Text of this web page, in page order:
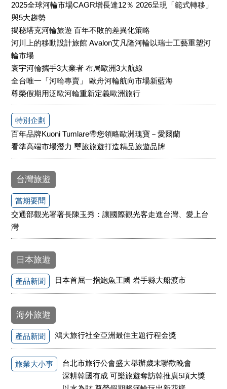
2025全球河輪市場CAGR增長達12％ 2026呈現「範式轉移」
與5大趨勢
揭秘塔克河輪旅遊 百年不敗的差異化策略
河川上的移動設計旅館 Avalon艾凡隆河輪以瑞士工藝重塑河
輪市場
寰宇河輪攜手3大業者 布局歐洲3大航線
全台唯一「河輪專賣」 歐舟河輪航向市場新藍海
尊榮假期用泛歐河輪重新定義歐洲旅行
特別企劃
百年品牌Kuoni Tumlare帶您領略歐洲瑰寶－愛爾蘭
看準高端市場潛力 璽旅旅遊打造精品旅遊品牌
台灣旅遊
當期要聞
交通部觀光署署長陳玉秀：讓國際觀光客走進台灣、愛上台
灣
日本旅遊
產品新聞 日本首屈一指鮑魚王國 岩手縣大船渡市
海外旅遊
產品新聞 鴻大旅行社全亞洲最佳主題行程金獎
旅業大小事
台北市旅行公會盛大舉辦歲末聯歡晚會
深耕韓國有成 可樂旅遊奪訪韓推廣5項大獎